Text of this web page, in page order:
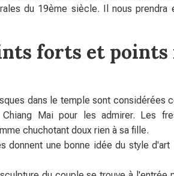
du 19ème siècle. Il nous prendra
forts et points
dans le temple sont considérées
Mai pour les admirer. Les
chuchotant doux rien à sa fille.
donnent une bonne idée du style